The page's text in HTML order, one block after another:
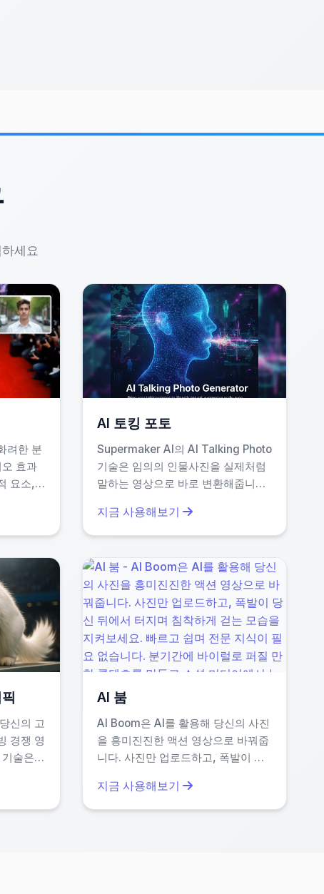
간 안에 고화질 결과물을 제공합니다.
셔널한 테마 영상을 만들 수 있습니다.
니다.
요?
같은 핵심 차별점을 가지고 있습니다:
다. 이는 민감한 콘텐츠나 브랜드 자산을 안전하게
세요
려한 분
효과
요소,
에 이상
로잡는
AI 토킹 포토
Supermaker AI의 AI Talking Photo
기술은 임의의 인물사진을 실제처럼
말하는 영상으로 바로 변환해줍니다.
기세요—다운로드 없이 사용 가능합
니다. 사진에 재미와 참여를 더하고
완벽합니다.
지금 사용해보기
신의 고
경쟁 영
술은
드하면
어 고양
AI 붐
AI Boom은 AI를 활용해 당신의 사진
을 흥미진진한 액션 영상으로 바꿔줍
니다. 사진만 업로드하고, 폭발이 당
을 지켜보세요. 빠르고 쉽며 전문 지
식이 필요 없습니다. 분기간에 바이럴
지금 사용해보기